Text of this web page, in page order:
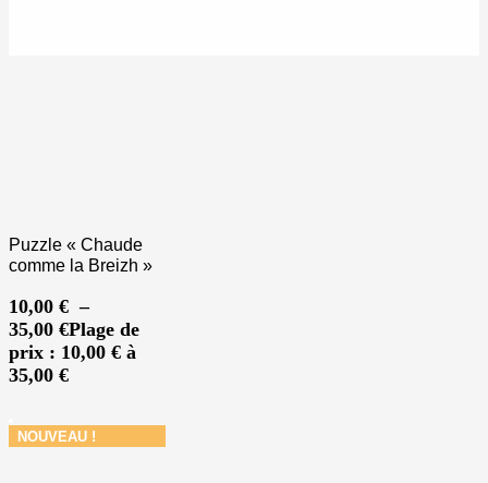
Puzzle « Chaude
comme la Breizh »
10,00 € –
35,00 €Plage de
prix : 10,00 € à
35,00 €
NOUVEAU !